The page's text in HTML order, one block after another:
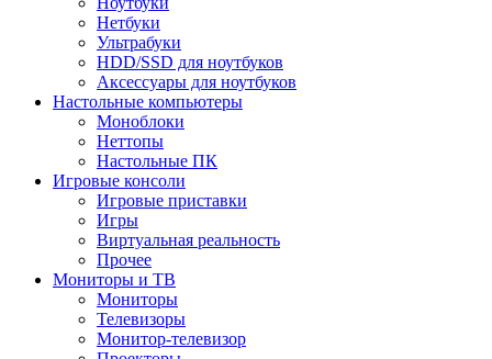
Нетбуки
Ультрабуки
HDD/SSD для ноутбуков
Аксессуары для ноутбуков
Настольные компьютеры
Моноблоки
Неттопы
Настольные ПК
Игровые консоли
Игровые приставки
Игры
Виртуальная реальность
Прочее
Мониторы и ТВ
Мониторы
Телевизоры
Монитор-телевизор